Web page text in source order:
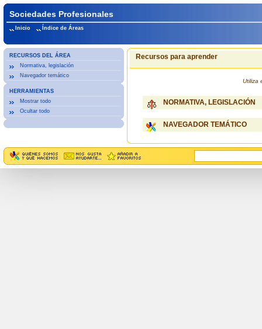
Sociedades Profesionales
Inicio Índice de Áreas
RECURSOS DEL ÁREA
Normativa, legislación
Navegador temático
HERRAMIENTAS
Mostrar todo
Ocultar todo
Recursos para aprender
Utiliza
NORMATIVA, LEGISLACIÓN
NAVEGADOR TEMÁTICO